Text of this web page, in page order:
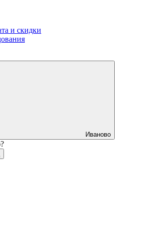
и скидки
Иваново